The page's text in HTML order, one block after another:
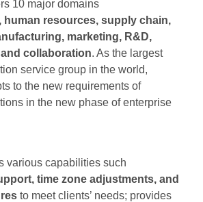
10 major domains
human resources, supply chain,
marketing, R&D,
collaboration. As the largest
service group in the world,
to the new requirements of
in the new phase of enterprise
various capabilities such
time zone adjustments, and
to meet clients’ needs; provides